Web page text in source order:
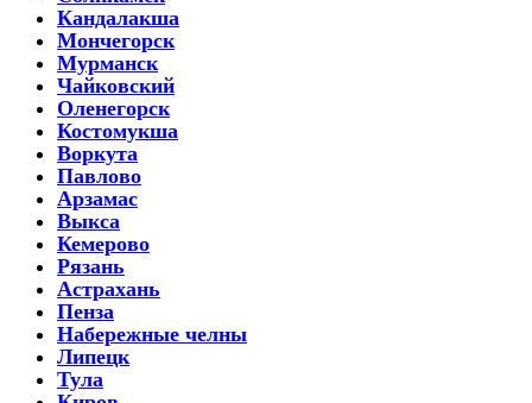
Кандалакша
Мончегорск
Мурманск
Чайковский
Оленегорск
Костомукша
Воркута
Павлово
Арзамас
Выкса
Кемерово
Рязань
Астрахань
Пенза
Набережные челны
Липецк
Тула